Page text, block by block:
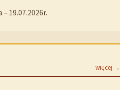
19.07.2026r.
więcej →